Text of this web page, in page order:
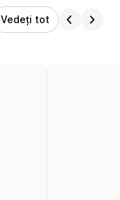
Vedeți tot